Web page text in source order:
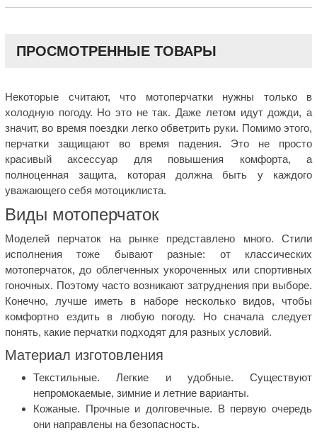
ПРОСМОТРЕННЫЕ ТОВАРЫ
Некоторые считают, что мотоперчатки нужны только в
холодную погоду. Но это не так. Даже летом идут дожди, а
значит, во время поездки легко обветрить руки. Помимо этого,
перчатки защищают во время падения. Это не просто
красивый аксессуар для повышения комфорта, а
полноценная защита, которая должна быть у каждого
уважающего себя мотоциклиста.
Виды мотоперчаток
Моделей перчаток на рынке представлено много. Стили
исполнения тоже бывают разные: от классических
мотоперчаток, до облегченных укороченных или спортивных
гоночных. Поэтому часто возникают затруднения при выборе.
Конечно, лучше иметь в наборе несколько видов, чтобы
комфортно ездить в любую погоду. Но сначала следует
понять, какие перчатки подходят для разных условий.
Материал изготовления
Текстильные. Легкие и удобные. Существуют
непромокаемые, зимние и летние варианты.
Кожаные. Прочные и долговечные. В первую очередь
они направлены на безопасность.